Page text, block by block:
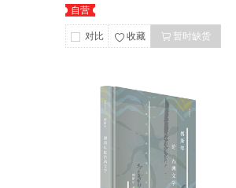
自营
对比 收藏 暂时缺货